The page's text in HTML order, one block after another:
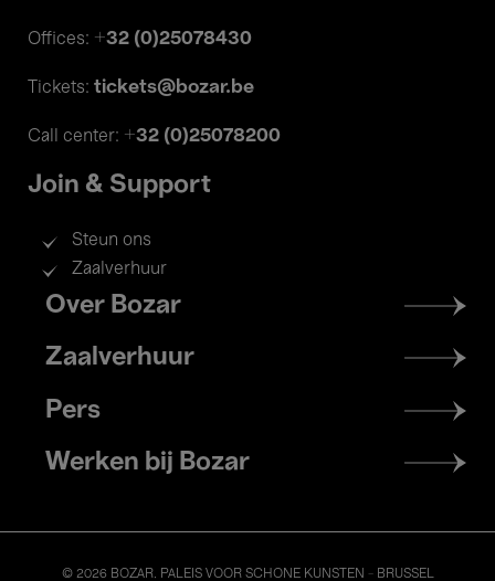
Offices: +32 (0)25078430
Tickets: tickets@bozar.be
Call center: +32 (0)25078200
Join & Support
Steun ons
Zaalverhuur
Footer
menu
Over Bozar
Zaalverhuur
Pers
Werken bij Bozar
© 2026 BOZAR. PALEIS VOOR SCHONE KUNSTEN - BRUSSEL